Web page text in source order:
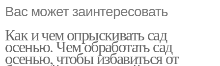
Вас может заинтересовать
Как и чем опрыскивать сад
осенью. Чем обработать сад
осенью, чтобы избавиться от